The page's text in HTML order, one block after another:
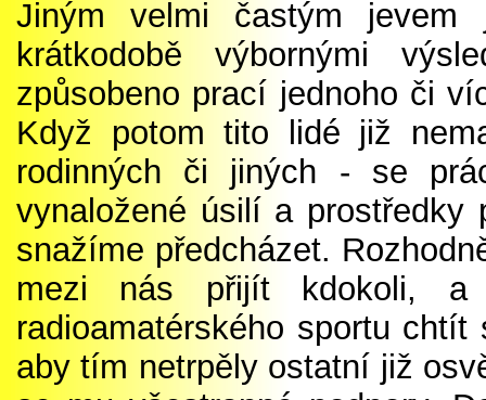
Jiným velmi častým jevem
krátkodobě výbornými
způsobeno prací jednoho či
Když potom tito lidé již
rodinných či jiných - se
vynaložené úsilí a prostředky
snažíme předcházet.
mezi nás přijít kdokoli, a
radioamatérského sportu
aby tím netrpěly ostatní již